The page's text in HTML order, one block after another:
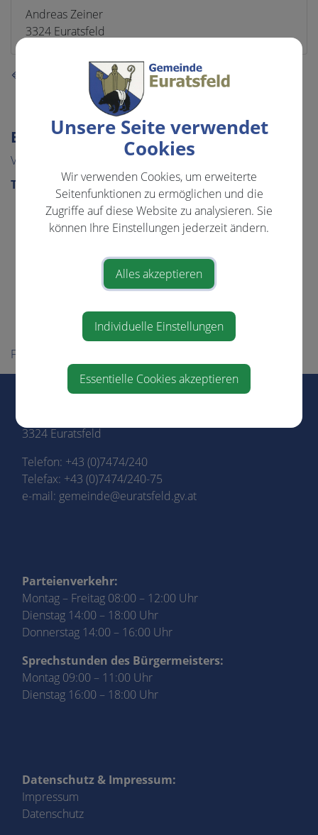
EVENTS & FREIZEIT
VERANSTALTUNGEN
TOURISMUS & FREIZEIT
Vereine
Energie - Themenweg
Gesunde Gemeinde
Familienfreundliche Region
Für Besucher
Andreas Zeiner
3324 Euratsfeld
⇐ zurück
3324 Euratsfeld
Telefon: +43 (0)7474/240
Telefax: +43 (0)7474/240-75
e-mail: gemeinde@euratsfeld.gv.at
Parteienverkehr:
Montag – Freitag 08:00 – 12:00 Uhr
Dienstag 14:00 – 18:00 Uhr
Donnerstag 14:00 – 16:00 Uhr
Sprechstunden des Bürgermeisters:
Montag 09:00 – 11:00 Uhr
Dienstag 16:00 – 18:00 Uhr
Datenschutz & Impressum:
Impressum
Datenschutz
Unsere Seite verwendet
Cookies
Wir verwenden Cookies, um erweiterte
Seitenfunktionen zu ermöglichen und die
Zugriffe auf diese Website zu analysieren. Sie
können Ihre Einstellungen jederzeit ändern.
Alles akzeptieren
Individuelle Einstellungen
Essentielle Cookies akzeptieren